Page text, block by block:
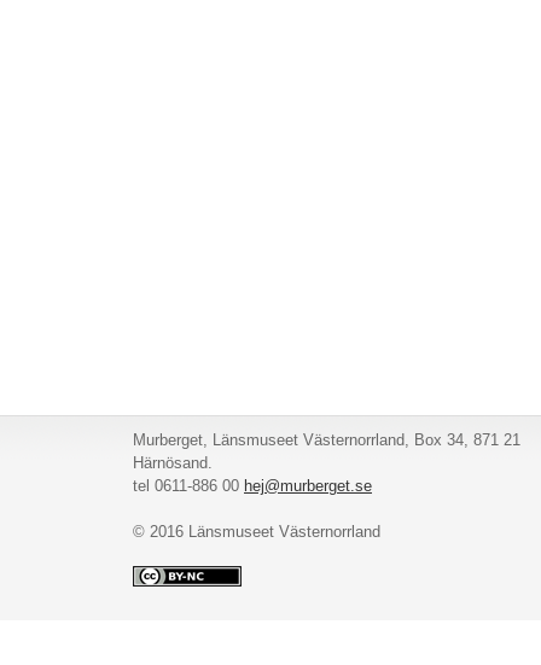
Murberget, Länsmuseet Västernorrland, Box 34, 871 21
Härnösand.
tel 0611-886 00 hej@murberget.se
© 2016 Länsmuseet Västernorrland